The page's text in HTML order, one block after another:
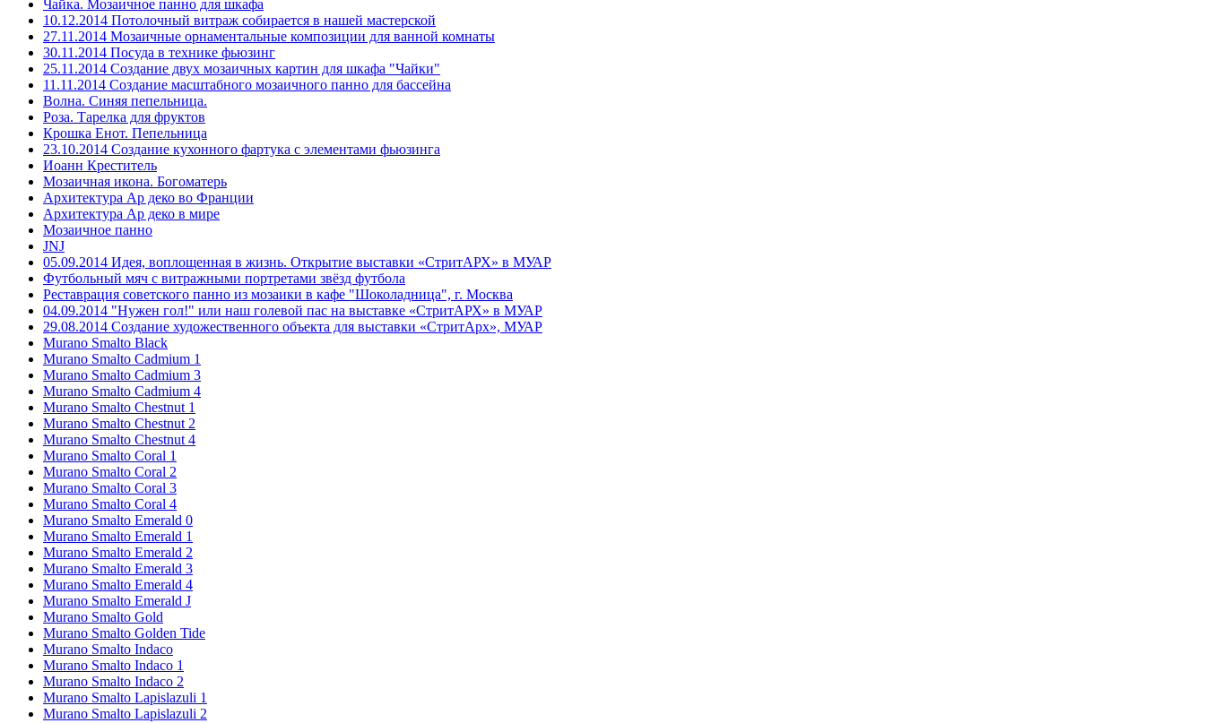
Чайка. Мозаичное панно для шкафа
10.12.2014 Потолочный витраж собирается в нашей мастерской
27.11.2014 Мозаичные орнаментальные композиции для ванной комнаты
30.11.2014 Посуда в технике фьюзинг
25.11.2014 Создание двух мозаичных картин для шкафа "Чайки"
11.11.2014 Создание масштабного мозаичного панно для бассейна
Волна. Синяя пепельница.
Роза. Тарелка для фруктов
Крошка Енот. Пепельница
23.10.2014 Создание кухонного фартука с элементами фьюзинга
Иоанн Креститель
Мозаичная икона. Богоматерь
Архитектура Ар деко во Франции
Архитектура Ар деко в мире
Мозаичное панно
JNJ
05.09.2014 Идея, воплощенная в жизнь. Открытие выставки «СтритАРХ» в МУАР
Футбольный мяч с витражными портретами звёзд футбола
Реставрация советского панно из мозаики в кафе "Шоколадница", г. Москва
04.09.2014 "Нужен гол!" или наш голевой пас на выставке «СтритАРХ» в МУАР
29.08.2014 Создание художественного объекта для выставки «СтритАрх», МУАР
Murano Smalto Black
Murano Smalto Cadmium 1
Murano Smalto Cadmium 3
Murano Smalto Cadmium 4
Murano Smalto Chestnut 1
Murano Smalto Chestnut 2
Murano Smalto Chestnut 4
Murano Smalto Coral 1
Murano Smalto Coral 2
Murano Smalto Coral 3
Murano Smalto Coral 4
Murano Smalto Emerald 0
Murano Smalto Emerald 1
Murano Smalto Emerald 2
Murano Smalto Emerald 3
Murano Smalto Emerald 4
Murano Smalto Emerald J
Murano Smalto Gold
Murano Smalto Golden Tide
Murano Smalto Indaco
Murano Smalto Indaco 1
Murano Smalto Indaco 2
Murano Smalto Lapislazuli 1
Murano Smalto Lapislazuli 2